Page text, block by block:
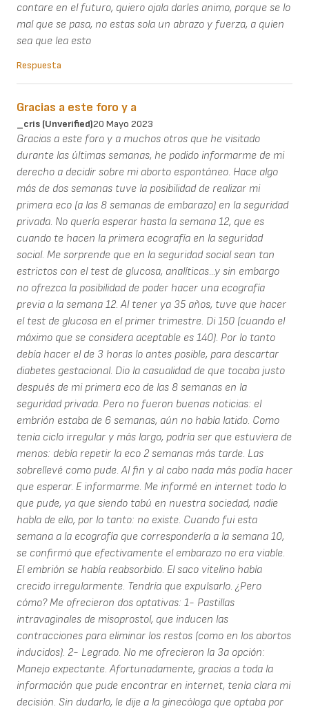
contare en el futuro, quiero ojala darles animo, porque se lo
mal que se pasa, no estas sola un abrazo y fuerza, a quien
sea que lea esto
Respuesta
Gracias a este foro y a
_cris (unverified)20 Mayo 2023
Gracias a este foro y a muchos otros que he visitado
durante las últimas semanas, he podido informarme de mi
derecho a decidir sobre mi aborto espontáneo. Hace algo
más de dos semanas tuve la posibilidad de realizar mi
primera eco (a las 8 semanas de embarazo) en la seguridad
privada. No quería esperar hasta la semana 12, que es
cuando te hacen la primera ecografía en la seguridad
social. Me sorprende que en la seguridad social sean tan
estrictos con el test de glucosa, analíticas...y sin embargo
no ofrezca la posibilidad de poder hacer una ecografía
previa a la semana 12. Al tener ya 35 años, tuve que hacer
el test de glucosa en el primer trimestre. Di 150 (cuando el
máximo que se considera aceptable es 140). Por lo tanto
debía hacer el de 3 horas lo antes posible, para descartar
diabetes gestacional. Dio la casualidad de que tocaba justo
después de mi primera eco de las 8 semanas en la
seguridad privada. Pero no fueron buenas noticias: el
embrión estaba de 6 semanas, aún no había latido. Como
tenía ciclo irregular y más largo, podría ser que estuviera de
menos: debía repetir la eco 2 semanas más tarde. Las
sobrellevé como pude. Al fin y al cabo nada más podía hacer
que esperar. E informarme. Me informé en internet todo lo
que pude, ya que siendo tabú en nuestra sociedad, nadie
habla de ello, por lo tanto: no existe. Cuando fui esta
semana a la ecografía que correspondería a la semana 10,
se confirmó que efectivamente el embarazo no era viable.
El embrión se había reabsorbido. El saco vitelino había
crecido irregularmente. Tendría que expulsarlo. ¿Pero
cómo? Me ofrecieron dos optativas: 1- Pastillas
intravaginales de misoprostol, que inducen las
contracciones para eliminar los restos (como en los abortos
inducidos). 2- Legrado. No me ofrecieron la 3a opción:
Manejo expectante. Afortunadamente, gracias a toda la
información que pude encontrar en internet, tenía clara mi
decisión. Sin dudarlo, le dije a la ginecóloga que optaba por